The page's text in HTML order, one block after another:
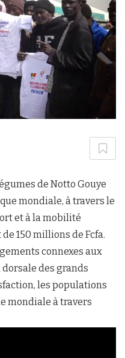
de Notto Gouye
mondiale, à travers le
et à la mobilité
150 millions de Fcfa.
connexes aux
des grands
les populations
mondiale à travers